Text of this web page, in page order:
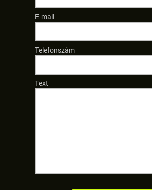
E-mail
Telefonszám
Text